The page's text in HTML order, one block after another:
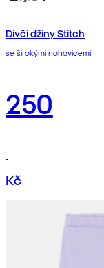
Dívčí džíny Stitch
se širokými nohavicemi
250
Kč